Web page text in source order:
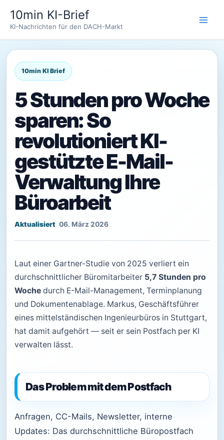
Inhalt
springen
10min KI-Brief
KI-Nachrichten für den DACH-Markt
5 Stunden pro Woche
sparen: So
revolutioniert KI-
gestützte E-Mail-
Verwaltung Ihre
Büroarbeit
06. März 2026
Laut einer Gartner-Studie von 2025 verliert ein
durchschnittlicher Büromitarbeiter 5,7 Stunden pro
Woche durch E-Mail-Management, Terminplanung
und Dokumentenablage. Markus, Geschäftsführer
eines mittelständischen Ingenieurbüros in Stuttgart,
hat damit aufgehört — seit er sein Postfach per KI
verwalten lässt.
Das Problem mit dem Postfach
Anfragen, CC-Mails, Newsletter, interne
Updates: Das durchschnittliche Büropostfach